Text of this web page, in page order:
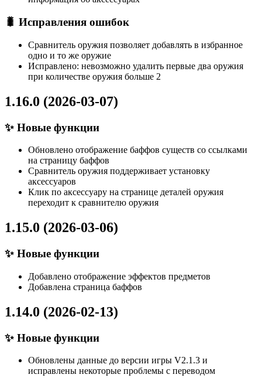
🐛 Исправления ошибок
Сравнитель оружия позволяет добавлять в избранное
одно и то же оружие
Исправлено: невозможно удалить первые два оружия
при количестве оружия больше 2
1.16.0 (2026-03-07)
✨ Новые функции
Обновлено отображение баффов существ со ссылками
на страницу баффов
Сравнитель оружия поддерживает установку
аксессуаров
Клик по аксессуару на странице деталей оружия
переходит к сравнителю оружия
1.15.0 (2026-03-06)
✨ Новые функции
Добавлено отображение эффектов предметов
Добавлена страница баффов
1.14.0 (2026-02-13)
✨ Новые функции
Обновлены данные до версии игры V2.1.3 и
исправлены некоторые проблемы с переводом